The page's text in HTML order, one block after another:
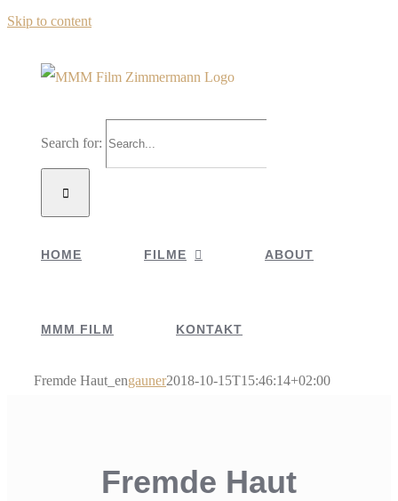
Skip to content
Search for:
HOME FILME ABOUT
MMM FILM KONTAKT
Fremde Haut_engauner2018-10-15T15:46:14+02:00
Fremde Haut